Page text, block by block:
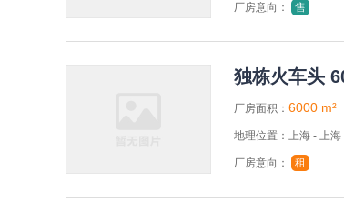
厂房意向： 售
独栋火车头
厂房面积： 6000 m²
地理位置：上海 - 上海
厂房意向： 租